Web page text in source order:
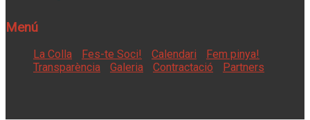
Menú
La Colla Fes-te Soci! Calendari
Fem pinya!
Transparència
Galeria Contractació Partners